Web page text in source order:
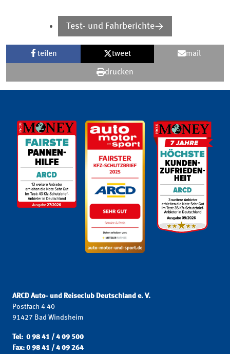
Test- und Fahrberichte
teilen tweet mail
drucken
ARCD Auto- und Reiseclub Deutschland e. V.
Postfach 4 40
91427 Bad Windsheim
Tel: 0 98 41 / 4 09 500
Fax: 0 98 41 / 4 09 264